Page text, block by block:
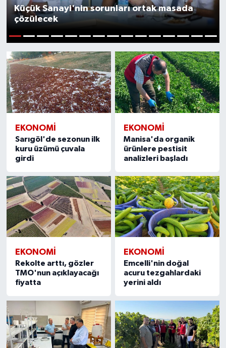
Küçük Sanayi'nin sorunları ortak masada
çözülecek
EKONOMİ
Sarıgöl'de sezonun ilk
kuru üzümü çuvala
girdi
EKONOMİ
Manisa'da organik
ürünlere pestisit
analizleri başladı
EKONOMİ
Rekolte arttı, gözler
TMO'nun açıklayacağı
fiyatta
EKONOMİ
Emcelli'nin doğal
acuru tezgahlardaki
yerini aldı